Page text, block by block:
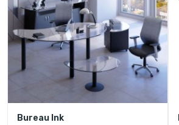
Bureau Ink